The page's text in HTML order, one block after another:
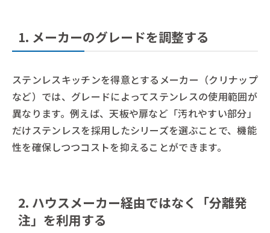
1. メーカーのグレードを調整する
ステンレスキッチンを得意とするメーカー（クリナップ
など）では、グレードによってステンレスの使用範囲が
異なります。例えば、天板や扉など「汚れやすい部分」
だけステンレスを採用したシリーズを選ぶことで、機能
性を確保しつつコストを抑えることができます。
2. ハウスメーカー経由ではなく「分離発
注」を利用する